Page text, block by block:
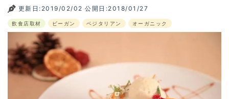
更新日:2019/02/02 公開日:2018/01/27
飲食店取材 ビーガン ベジタリアン オーガニック